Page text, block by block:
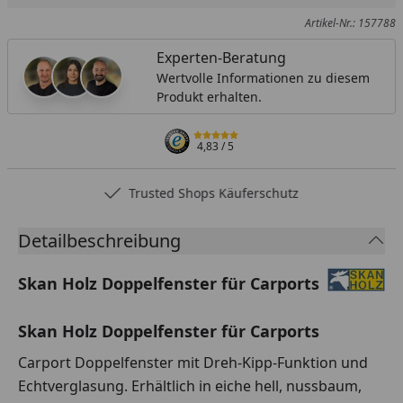
Artikel-Nr.: 157788
Experten-Beratung
Wertvolle Informationen zu diesem
Produkt erhalten.
4,83/ 5
Trusted Shops Käuferschutz
Detailbeschreibung
Skan Holz Doppelfenster für Carports
Skan Holz Doppelfenster für Carports
Carport Doppelfenster mit Dreh-Kipp-Funktion und
Echtverglasung. Erhältlich in eiche hell, nussbaum,